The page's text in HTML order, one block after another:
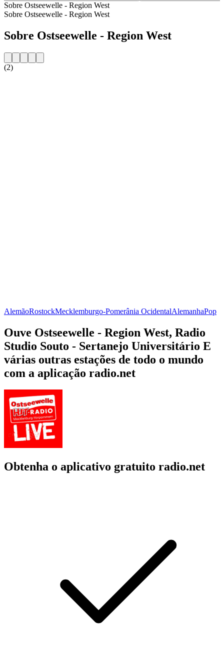
Sobre Ostseewelle - Region West
Sobre Ostseewelle - Region West
Sobre Ostseewelle - Region West
(2)
AlemãoRostockMecklemburgo-Pomerânia OcidentalAlemanhaPop
Ouve Ostseewelle - Region West, Radio
Studio Souto - Sertanejo Universitário E
várias outras estações de todo o mundo
com a aplicação radio.net
Obtenha o aplicativo gratuito radio.net